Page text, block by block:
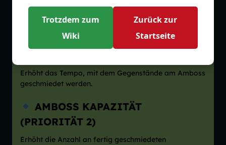
Trotzdem zum
Wiki
Zurück zur
Startseite
OPTIMIERUNG
AMBOSS GESCHWINDIGKEIT
Erhöht das Tempo, mit dem Gegenstände am Amboss
geschmiedet werden.
AMBOSS KAPAZITÄT
(PRIORITÄT 2)
Erhöht die Anzahl an fertig geschmiedeten